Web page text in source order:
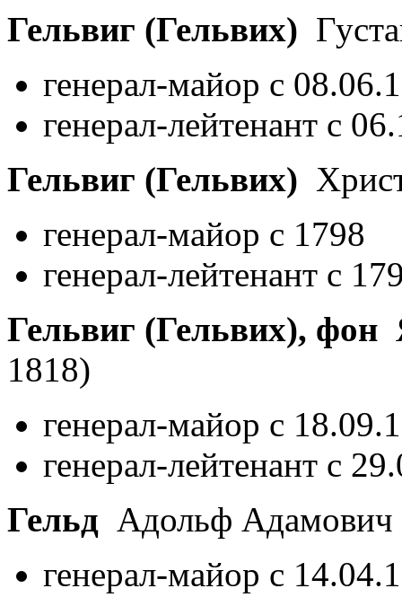
Гельвиг (Гельвих)
генерал-майор с
генерал-лейтенант с
Гельвиг (Гельвих)
генерал-майор с 1798
генерал-лейтенант с
Гельвиг (Гельвих), фон
1818)
генерал-майор с
генерал-лейтенант с
Гельд Адольф Адамович
генерал-майор с